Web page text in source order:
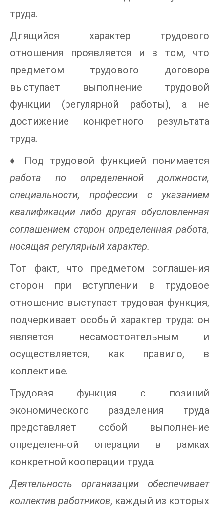
труда.
Длящийся характер трудового
отношения проявляется и в том, что
предметом трудового договора
выступает выполнение трудовой
функции (регулярной работы), а не
достижение конкретного результата
труда.
♦ Под трудовой функцией понимается
работа по определенной должности,
специальности, профессии с указанием
квалификации либо другая обусловленная
соглашением сторон определенная работа,
носящая регулярный характер.
Тот факт, что предметом соглашения
сторон при вступлении в трудовое
отношение выступает трудовая функция,
подчеркивает особый характер труда: он
является несамостоятельным и
осуществляется, как правило, в
коллективе.
Трудовая функция с позиций
экономического разделения труда
представляет собой выполнение
определенной операции в рамках
конкретной кооперации труда.
Деятельность организации обеспечивает
коллектив работников, каждый из которых